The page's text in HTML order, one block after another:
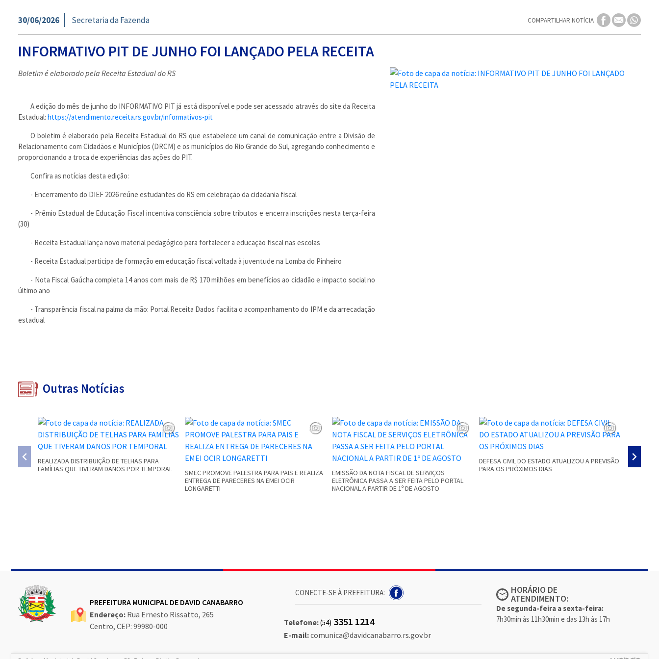
30/06/2026 Secretaria da Fazenda COMPARTILHAR NOTÍCIA
INFORMATIVO PIT DE JUNHO FOI LANÇADO PELA RECEITA
Boletim é elaborado pela Receita Estadual do RS
A edição do mês de junho do INFORMATIVO PIT já está disponível e pode ser acessado através do site da Receita
Estadual: https://atendimento.receita.rs.gov.br/informativos-pit
O boletim é elaborado pela Receita Estadual do RS que estabelece um canal de comunicação entre a Divisão de
Relacionamento com Cidadãos e Municípios (DRCM) e os municípios do Rio Grande do Sul, agregando conhecimento e
proporcionando a troca de experiências das ações do PIT.
Confira as notícias desta edição:
- Encerramento do DIEF 2026 reúne estudantes do RS em celebração da cidadania fiscal
- Prêmio Estadual de Educação Fiscal incentiva consciência sobre tributos e encerra inscrições nesta terça-feira
(30)
- Receita Estadual lança novo material pedagógico para fortalecer a educação fiscal nas escolas
- Receita Estadual participa de formação em educação fiscal voltada à juventude na Lomba do Pinheiro
- Nota Fiscal Gaúcha completa 14 anos com mais de R$ 170 milhões em benefícios ao cidadão e impacto social no
último ano
- Transparência fiscal na palma da mão: Portal Receita Dados facilita o acompanhamento do IPM e da arrecadação
estadual
Outras Notícias
REALIZADA DISTRIBUIÇÃO DE TELHAS PARA
FAMÍLIAS QUE TIVERAM DANOS POR TEMPORAL
SMEC PROMOVE PALESTRA PARA PAIS E REALIZA
ENTREGA DE PARECERES NA EMEI OCIR
LONGARETTI
EMISSÃO DA NOTA FISCAL DE SERVIÇOS
ELETRÔNICA PASSA A SER FEITA PELO PORTAL
NACIONAL A PARTIR DE 1º DE AGOSTO
DEFESA CIVIL DO ESTADO ATUALIZOU A PREVISÃO
PARA OS PRÓXIMOS DIAS
PREFEITURA MUNICIPAL DE DAVID CANABARRO
Endereço: Rua Ernesto Rissatto, 265
Centro, CEP: 99980-000
CONECTE-SE À PREFEITURA:
Telefone:(54) 3351 1214
E-mail:comunica@davidcanabarro.rs.gov.br
HORÁRIO DE
ATENDIMENTO:
De segunda-feira a sexta-feira:
7h30min às 11h30min e das 13h às 17h